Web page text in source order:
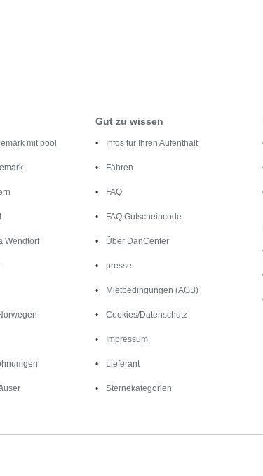
mit pool
Wendtorf
Gut zu wissen
Infos für Ihren Aufenthalt
Fähren
FAQ
FAQ Gutscheincode
Über DanCenter
presse
Mietbedingungen (AGB)
Cookies/Datenschutz
Impressum
Lieferant
Sternekategorien